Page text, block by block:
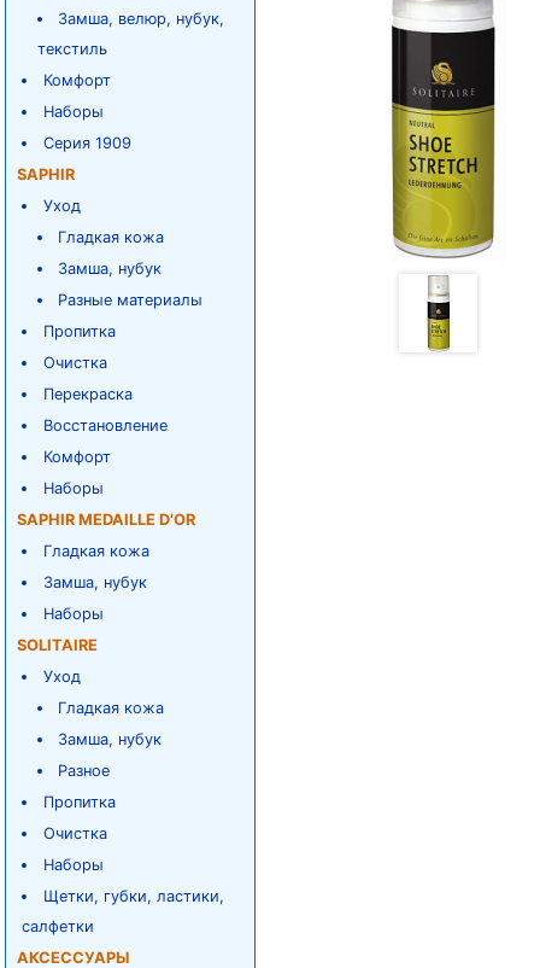
Замша, велюр, нубук,
текстиль
Комфорт
Наборы
Серия 1909
SAPHIR
Уход
Гладкая кожа
Замша, нубук
Разные материалы
Пропитка
Очистка
Перекраска
Восстановление
Комфорт
Наборы
SAPHIR MEDAILLE D'OR
Гладкая кожа
Замша, нубук
Наборы
SOLITAIRE
Уход
Гладкая кожа
Замша, нубук
Разное
Пропитка
Очистка
Наборы
Щетки, губки, ластики,
салфетки
АКСЕССУАРЫ